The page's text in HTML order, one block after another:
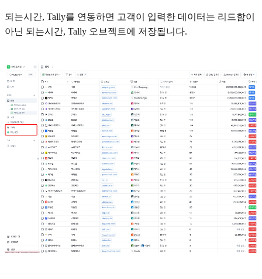
되는시간, Tally를 연동하면 고객이 입력한 데이터는 리드함이
아닌 되는시간, Tally 오브젝트에 저장됩니다.